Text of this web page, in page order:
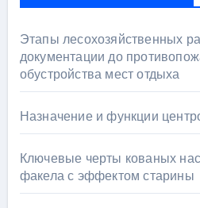
Этапы лесохозяйственных
документации до
обустройства мест отдыха
Назначение и функции
Ключевые черты кованых
факела с эффектом старины